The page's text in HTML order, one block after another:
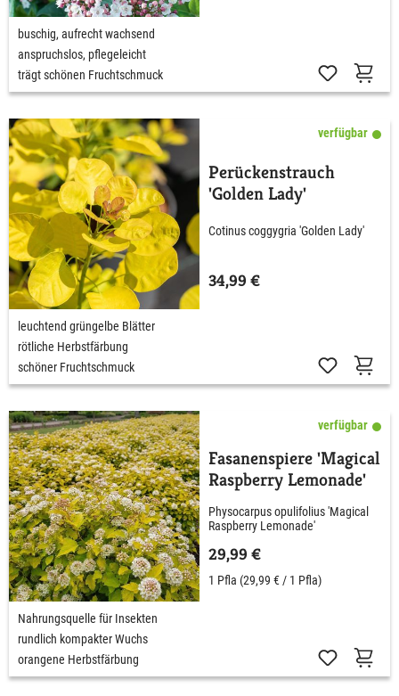
buschig, aufrecht wachsend
anspruchslos, pflegeleicht
trägt schönen Fruchtschmuck
verfügbar
Perückenstrauch
'Golden Lady'
Cotinus coggygria 'Golden Lady'
34,99 €
leuchtend grüngelbe Blätter
rötliche Herbstfärbung
schöner Fruchtschmuck
verfügbar
Fasanenspiere 'Magical
Raspberry Lemonade'
Physocarpus opulifolius 'Magical
Raspberry Lemonade'
29,99 €
1 Pfla (29,99 € / 1 Pfla)
Nahrungsquelle für Insekten
rundlich kompakter Wuchs
orangene Herbstfärbung